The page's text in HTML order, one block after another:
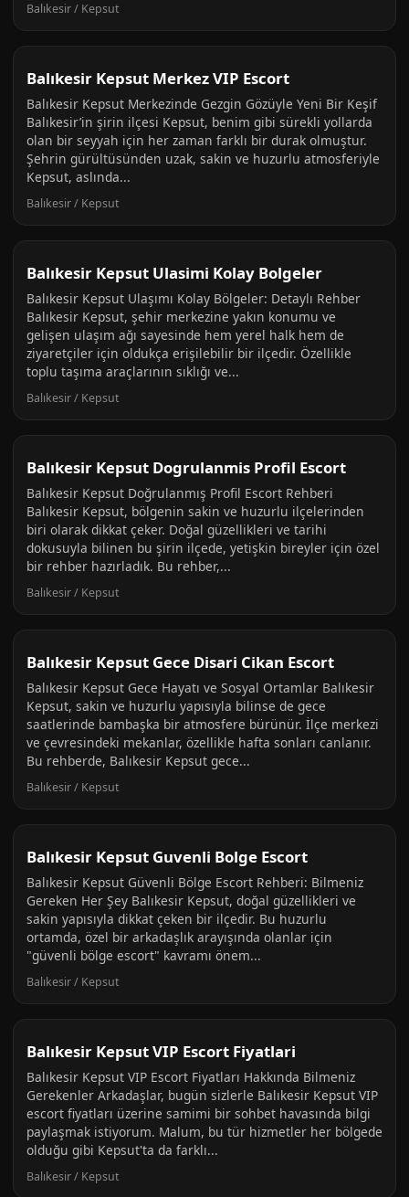
Balıkesir / Kepsut
Balıkesir Kepsut Merkez VIP Escort
Balıkesir Kepsut Merkezinde Gezgin Gözüyle Yeni Bir Keşif
Balıkesir’in şirin ilçesi Kepsut, benim gibi sürekli yollarda
olan bir seyyah için her zaman farklı bir durak olmuştur.
Şehrin gürültüsünden uzak, sakin ve huzurlu atmosferiyle
Kepsut, aslında...
Balıkesir / Kepsut
Balıkesir Kepsut Ulasimi Kolay Bolgeler
Balıkesir Kepsut Ulaşımı Kolay Bölgeler: Detaylı Rehber
Balıkesir Kepsut, şehir merkezine yakın konumu ve
gelişen ulaşım ağı sayesinde hem yerel halk hem de
ziyaretçiler için oldukça erişilebilir bir ilçedir. Özellikle
toplu taşıma araçlarının sıklığı ve...
Balıkesir / Kepsut
Balıkesir Kepsut Dogrulanmis Profil Escort
Balıkesir Kepsut Doğrulanmış Profil Escort Rehberi
Balıkesir Kepsut, bölgenin sakin ve huzurlu ilçelerinden
biri olarak dikkat çeker. Doğal güzellikleri ve tarihi
dokusuyla bilinen bu şirin ilçede, yetişkin bireyler için özel
bir rehber hazırladık. Bu rehber,...
Balıkesir / Kepsut
Balıkesir Kepsut Gece Disari Cikan Escort
Balıkesir Kepsut Gece Hayatı ve Sosyal Ortamlar Balıkesir
Kepsut, sakin ve huzurlu yapısıyla bilinse de gece
saatlerinde bambaşka bir atmosfere bürünür. İlçe merkezi
ve çevresindeki mekanlar, özellikle hafta sonları canlanır.
Bu rehberde, Balıkesir Kepsut gece...
Balıkesir / Kepsut
Balıkesir Kepsut Guvenli Bolge Escort
Balıkesir Kepsut Güvenli Bölge Escort Rehberi: Bilmeniz
Gereken Her Şey Balıkesir Kepsut, doğal güzellikleri ve
sakin yapısıyla dikkat çeken bir ilçedir. Bu huzurlu
ortamda, özel bir arkadaşlık arayışında olanlar için
"güvenli bölge escort" kavramı önem...
Balıkesir / Kepsut
Balıkesir Kepsut VIP Escort Fiyatlari
Balıkesir Kepsut VIP Escort Fiyatları Hakkında Bilmeniz
Gerekenler Arkadaşlar, bugün sizlerle Balıkesir Kepsut VIP
escort fiyatları üzerine samimi bir sohbet havasında bilgi
paylaşmak istiyorum. Malum, bu tür hizmetler her bölgede
olduğu gibi Kepsut'ta da farklı...
Balıkesir / Kepsut